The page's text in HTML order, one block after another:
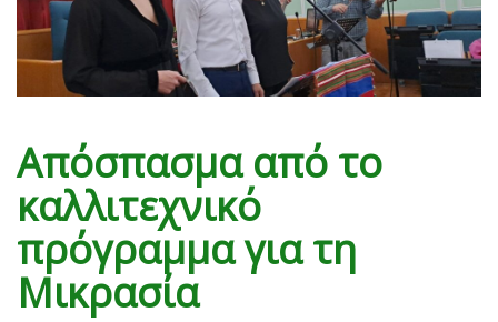
Απόσπασμα από το
καλλιτεχνικό
πρόγραμμα για τη
Μικρασία